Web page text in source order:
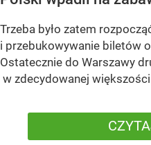
Trzeba było zatem
i przebukowywanie biletów
Ostatecznie do Warszawy
w zdecydowanej